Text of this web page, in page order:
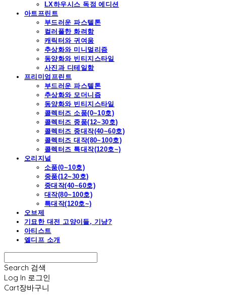
LX하우시스 독점 에디션
아트프린트
부드러운 파스텔톤
컬러풀한 화려함
캐릭터와 귀여움
추상화와 미니멀리즘
동양화와 빈티지스타일
사진과 디테일함
프리미엄프린트
부드러운 파스텔톤
추상화와 모더니즘
동양화와 빈티지스타일
콜렉터즈 소품(0~10호)
콜렉터즈 중품(12~30호)
콜렉터즈 중대작(40~60호)
콜렉터즈 대작(80~100호)
콜렉터즈 특대작(120호~)
오리지널
소품(0~10호)
중품(12~30호)
중대작(40~60호)
대작(80~100호)
특대작(120호~)
오브제
기묘한 대전 고양이들, 기냥?
아티스트
엘디프 소개
Search 검색
Log In 로그인
Cart장바구니